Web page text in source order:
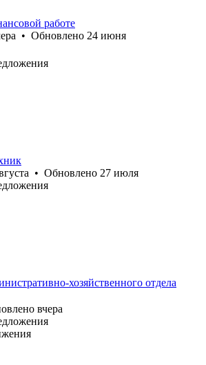
работе
• Обновлено 24 июня
• Обновлено 27 июля
хозяйственного отдела
вчера